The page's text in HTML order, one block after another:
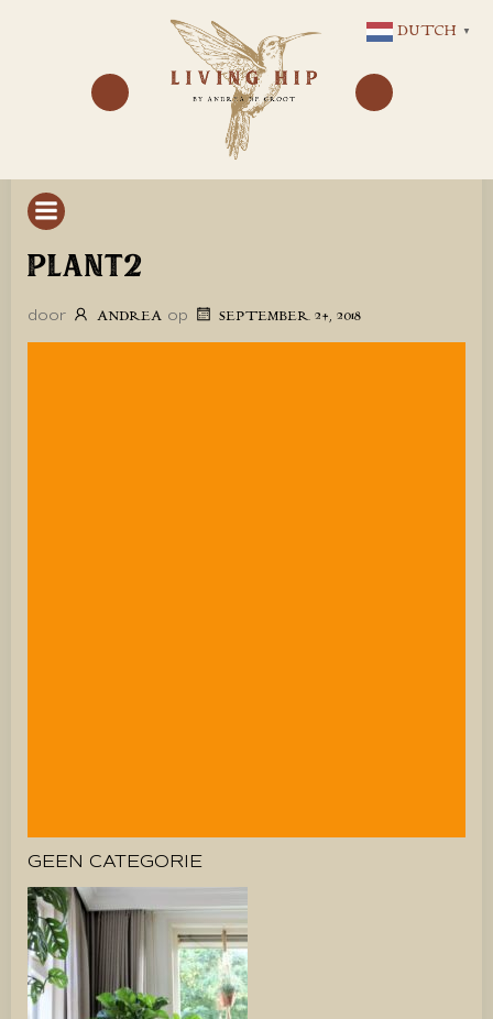
NAAR
DE
INHOUD
PLANT2
door ANDREA op SEPTEMBER 24, 2018
GEEN CATEGORIE
DUTCH ▼